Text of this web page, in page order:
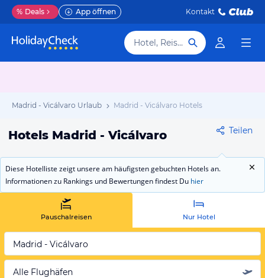
% Deals App öffnen Kontakt
Hotel, Reiseziel
Madrid - Vicálvaro Urlaub Madrid - Vicálvaro Hotels
Hotels Madrid - Vicálvaro Teilen
Diese Hotelliste zeigt unsere am häufigsten gebuchten Hotels an.
Informationen zu Rankings und Bewertungen findest Du hier
Pauschalreisen Nur Hotel
Madrid - Vicálvaro
Alle Flughäfen